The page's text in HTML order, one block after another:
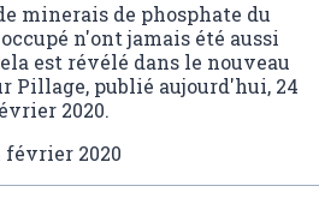
minerais de phosphate du
n'ont jamais été aussi
est révélé dans le nouveau
Pillage, publié aujourd'hui, 24
2020.
février 2020